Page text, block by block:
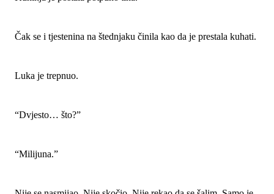
Čak se i tjestenina na štednjaku činila kao da je prestala kuhati.
Luka je trepnuo.
“Dvjesto… što?”
“Milijuna.”